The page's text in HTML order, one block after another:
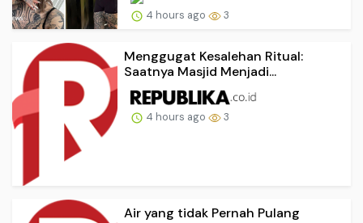
4 hours ago 3
Menggugat Kesalehan Ritual:
Saatnya Masjid Menjadi...
4 hours ago 3
Air yang tidak Pernah Pulang